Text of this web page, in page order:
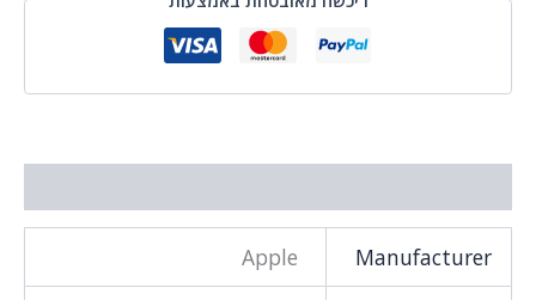
Manufacturer
Apple